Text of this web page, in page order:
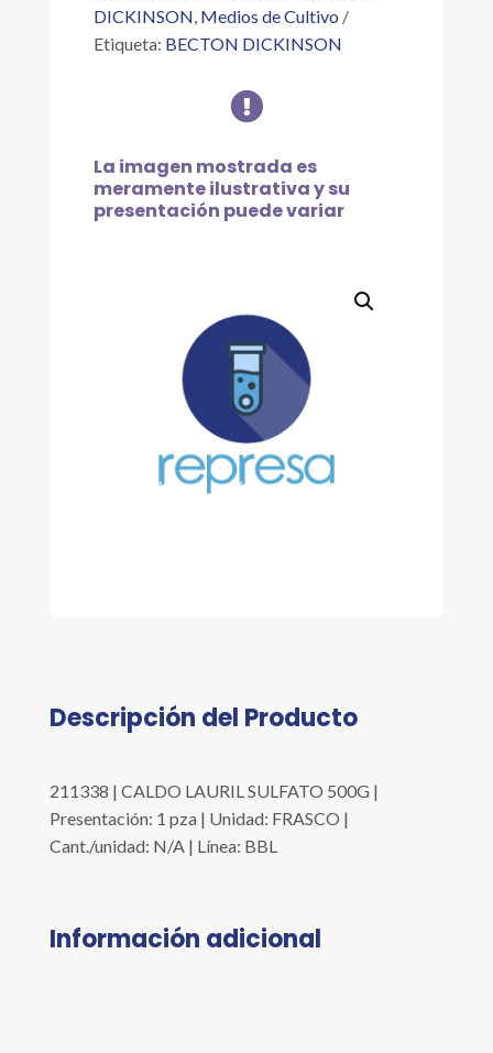
DICKINSON, Medios de Cultivo
Etiqueta: BECTON DICKINSON

La imagen mostrada es
meramente ilustrativa y su
presentación puede variar
Descripción del Producto
211338 | CALDO LAURIL SULFATO 500G |
Presentación: 1 pza | Unidad: FRASCO |
Cant./unidad: N/A | Línea: BBL
Información adicional